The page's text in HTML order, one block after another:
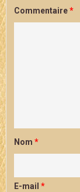
Commentaire*
Nom *
E-mail *